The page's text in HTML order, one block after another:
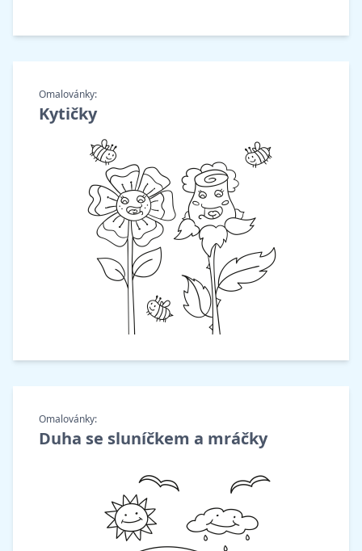
Omalovánky:
Kytičky
Omalovánky:
Duha se sluníčkem a mráčky